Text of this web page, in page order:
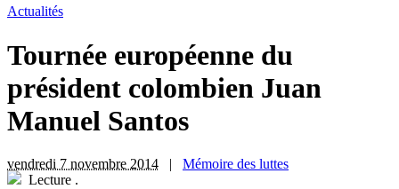
Actualités
Tournée européenne du
président colombien Juan
Manuel Santos
vendredi 7 novembre 2014 | Mémoire des luttes
Lecture .